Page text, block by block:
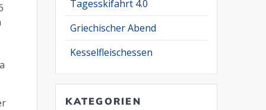
Tagesskifahrt 4.0
Griechischer Abend
Kesselfleischessen
KATEGORIEN